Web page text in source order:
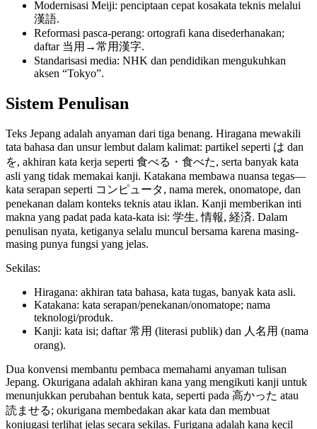
Modernisasi Meiji: penciptaan cepat kosakata teknis melalui
漢語.
Reformasi pasca-perang: ortografi kana disederhanakan;
daftar 当用→常用漢字.
Standarisasi media: NHK dan pendidikan mengukuhkan
aksen “Tokyo”.
Sistem Penulisan
Teks Jepang adalah anyaman dari tiga benang. Hiragana mewakili
tata bahasa dan unsur lembut dalam kalimat: partikel seperti は dan
を, akhiran kata kerja seperti 食べる・食べた, serta banyak kata
asli yang tidak memakai kanji. Katakana membawa nuansa tegas—
kata serapan seperti コンピュータ, nama merek, onomatope, dan
penekanan dalam konteks teknis atau iklan. Kanji memberikan inti
makna yang padat pada kata-kata isi: 学生, 情報, 経済. Dalam
penulisan nyata, ketiganya selalu muncul bersama karena masing-
masing punya fungsi yang jelas.
Sekilas:
Hiragana: akhiran tata bahasa, kata tugas, banyak kata asli.
Katakana: kata serapan/penekanan/onomatope; nama
teknologi/produk.
Kanji: kata isi; daftar 常用 (literasi publik) dan 人名用 (nama
orang).
Dua konvensi membantu pembaca memahami anyaman tulisan
Jepang. Okurigana adalah akhiran kana yang mengikuti kanji untuk
menunjukkan perubahan bentuk kata, seperti pada 高かった atau
読ませる; okurigana membedakan akar kata dan membuat
konjugasi terlihat jelas secara sekilas. Furigana adalah kana kecil